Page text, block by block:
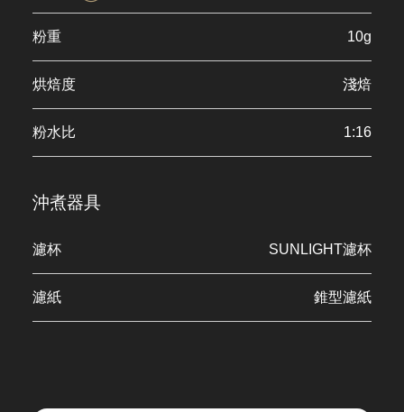
粉重 10g
烘焙度 淺焙
粉水比 1:16
沖煮器具
濾杯 SUNLIGHT濾杯
濾紙 錐型濾紙